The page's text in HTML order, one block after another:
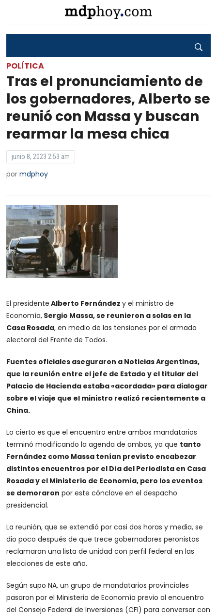
POLÍTICA
Tras el pronunciamiento de
los gobernadores, Alberto se
reunió con Massa y buscan
rearmar la mesa chica
junio 8, 2023 2:53 am
pormdphoy
El presidente Alberto Fernándezy el ministro de
Economía, Sergio Massa, se reunieron a solas en la
Casa Rosada, en medio de las tensiones por el armado
electoral del Frente de Todos.
Fuentes oficiales aseguraron a Noticias Argentinas,
que la reunión entre el jefe de Estado y el titular del
Palacio de Hacienda estaba «acordada» para dialogar
sobre el viaje que el ministro realizó recientemente a
China.
Lo cierto es que el encuentro entre ambos mandatarios
terminó modificando la agenda de ambos, ya que tanto
Fernández como Massa tenían previsto encabezar
distintos encuentros por el Día del Periodista en Casa
Rosada y el Ministerio de Economía, pero los eventos
se demoraron por este cónclave en el despacho
presidencial.
La reunión, que se extendió por casi dos horas y media, se
dio poco después de que trece gobernadores peronistas
reclamaran una lista de unidad con perfil federal en las
elecciones de este año.
Según supo NA, un grupo de mandatarios provinciales
pasaron por el Ministerio de Economía previo al encuentro
del Consejo Federal de Inversiones (CFI) para conversar con